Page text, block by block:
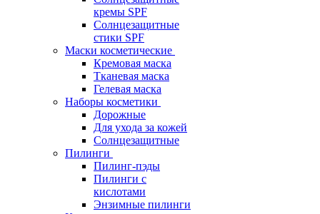
кремы SPF
Солнцезащитные
стики SPF
Маски косметические
Кремовая маска
Тканевая маска
Гелевая маска
Наборы косметики
Дорожные
Для ухода за кожей
Солнцезащитные
Пилинги
Пилинг-пэды
Пилинги с
кислотами
Энзимные пилинги